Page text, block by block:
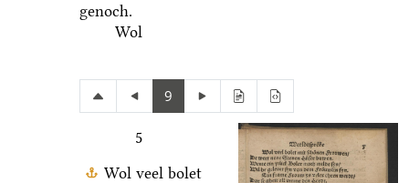
genoch.
Wol
9
5
Wol veel bolet